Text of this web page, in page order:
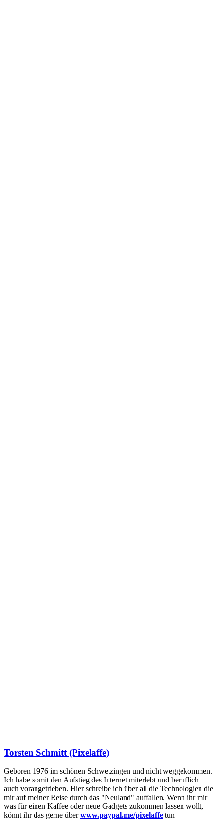
Torsten Schmitt (Pixelaffe)
Geboren 1976 im schönen Schwetzingen und nicht weggekommen.
Ich habe somit den Aufstieg des Internet miterlebt und beruflich
auch vorangetrieben. Hier schreibe ich über all die Technologien die
mir auf meiner Reise durch das "Neuland" auffallen. Wenn ihr mir
was für einen Kaffee oder neue Gadgets zukommen lassen wollt,
könnt ihr das gerne überwww.paypal.me/pixelaffe tun